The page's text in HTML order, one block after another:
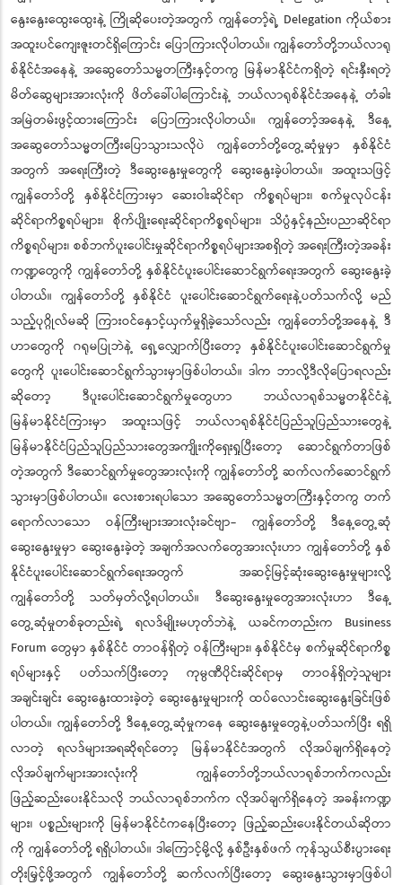
နွေးနွေးထွေးထွေးနဲ့ ကြိုဆိုပေးတဲ့အတွက် ကျွန်တော့်ရဲ့ Delegation ကိုယ်စား
အထူးပင်ကျေးဇူးတင်ရှိကြောင်း ပြောကြားလိုပါတယ်။ ကျွန်တော်တို့ဘယ်လာရု
စ်နိုင်ငံအနေနဲ့ အဆွေတော်သမ္မတကြီးနှင့်တကွ မြန်မာနိုင်ငံကရှိတဲ့ ရင်းနှီးရတဲ့
မိတ်ဆွေများအားလုံးကို ဖိတ်ခေါ်ပါကြောင်းနဲ့ ဘယ်လာရုစ်နိုင်ငံအနေနဲ့ တံခါး
အမြဲတမ်းဖွင့်ထားကြောင်း ပြောကြားလိုပါတယ်။ ကျွန်တော့်အနေနဲ့ ဒီနေ့
အဆွေတော်သမ္မတကြီးပြောသွားသလိုပဲ ကျွန်တော်တို့တွေ့ဆုံမှုမှာ နှစ်နိုင်ငံ
အတွက် အရေးကြီးတဲ့ ဒီဆွေးနွေးမှုတွေကို ဆွေးနွေးခဲ့ပါတယ်။ အထူးသဖြင့်
ကျွန်တော်တို့ နှစ်နိုင်ငံကြားမှာ ဆေးဝါးဆိုင်ရာ ကိစ္စရပ်များ၊ စက်မှုလုပ်ငန်း
ဆိုင်ရာကိစ္စရပ်များ၊ စိုက်ပျိုးရေးဆိုင်ရာကိစ္စရပ်များ၊ သိပ္ပံနှင့်နည်းပညာဆိုင်ရာ
ကိစ္စရပ်များ၊ စစ်ဘက်ပူးပေါင်းမှုဆိုင်ရာကိစ္စရပ်များအစရှိတဲ့ အရေးကြီးတဲ့အခန်း
ကဏ္ဍတွေကို ကျွန်တော်တို့ နှစ်နိုင်ငံပူးပေါင်းဆောင်ရွက်ရေးအတွက် ဆွေးနွေးခဲ့
ပါတယ်။ ကျွန်တော်တို့ နှစ်နိုင်ငံ ပူးပေါင်းဆောင်ရွက်ရေးနဲ့ပတ်သက်လို့ မည်
သည့်ပုဂ္ဂိုလ်မဆို ကြားဝင်နှောင့်ယှက်မှုရှိခဲ့သော်လည်း ကျွန်တော်တို့အနေနဲ့ ဒီ
ဟာတွေကို ဂရုမပြုဘဲနဲ့ ရှေ့လျှောက်ပြီးတော့ နှစ်နိုင်ငံပူးပေါင်းဆောင်ရွက်မှု
တွေကို ပူးပေါင်းဆောင်ရွက်သွားမှာဖြစ်ပါတယ်။ ဒါက ဘာလို့ဒီလိုပြောရလည်း
ဆိုတော့ ဒီပူးပေါင်းဆောင်ရွက်မှုတွေဟာ ဘယ်လာရုစ်သမ္မတနိုင်ငံနဲ့
မြန်မာနိုင်ငံကြားမှာ အထူးသဖြင့် ဘယ်လာရုစ်နိုင်ငံပြည်သူပြည်သားတွေနဲ့
မြန်မာနိုင်ငံပြည်သူပြည်သားတွေအကျိုးကိုရှေးရှုပြီးတော့ ဆောင်ရွက်တာဖြစ်
တဲ့အတွက် ဒီဆောင်ရွက်မှုတွေအားလုံးကို ကျွန်တော်တို့ ဆက်လက်ဆောင်ရွက်
သွားမှာဖြစ်ပါတယ်။ လေးစားရပါသော အဆွေတော်သမ္မတကြီးနှင့်တကွ တက်
ရောက်လာသော ဝန်ကြီးများအားလုံးခင်ဗျာ- ကျွန်တော်တို့ ဒီနေ့တွေ့ဆုံ
ဆွေးနွေးမှုမှာ ဆွေးနွေးခဲ့တဲ့ အချက်အလက်တွေအားလုံးဟာ ကျွန်တော်တို့ နှစ်
နိုင်ငံပူးပေါင်းဆောင်ရွက်ရေးအတွက် အဆင့်မြင့်ဆုံးဆွေးနွေးမှုများလို့
ကျွန်တော်တို့ သတ်မှတ်လို့ရပါတယ်။ ဒီဆွေးနွေးမှုတွေအားလုံးဟာ ဒီနေ့
တွေ့ဆုံမှုတစ်ခုတည်းရဲ့ ရလဒ်မျိုးမဟုတ်ဘဲနဲ့ ယခင်ကတည်းက Business
Forum တွေမှာ နှစ်နိုင်ငံ တာဝန်ရှိတဲ့ ဝန်ကြီးများ၊ နှစ်နိုင်ငံမှ စက်မှုဆိုင်ရာကိစ္စ
ရပ်များနှင့် ပတ်သက်ပြီးတော့ ကုမ္ပဏီပိုင်းဆိုင်ရာမှ တာဝန်ရှိတဲ့သူများ
အချင်းချင်း ဆွေးနွေးထားခဲ့တဲ့ ဆွေးနွေးမှုများကို ထပ်လောင်းဆွေးနွေးခြင်းဖြစ်
ပါတယ်။ ကျွန်တော်တို့ ဒီနေ့တွေ့ဆုံမှုကနေ ဆွေးနွေးမှုတွေနဲ့ပတ်သက်ပြီး ရရှိ
လာတဲ့ ရလဒ်များအရဆိုရင်တော့ မြန်မာနိုင်ငံအတွက် လိုအပ်ချက်ရှိနေတဲ့
လိုအပ်ချက်များအားလုံးကို ကျွန်တော်တို့ဘယ်လာရုစ်ဘက်ကလည်း
ဖြည့်ဆည်းပေးနိုင်သလို ဘယ်လာရုစ်ဘက်က လိုအပ်ချက်ရှိနေတဲ့ အခန်းကဏ္ဍ
များ၊ ပစ္စည်းများကို မြန်မာနိုင်ငံကနေပြီးတော့ ဖြည့်ဆည်းပေးနိုင်တယ်ဆိုတာ
ကို ကျွန်တော်တို့ ရရှိပါတယ်။ ဒါကြောင့်မို့လို့ နှစ်ဦးနှစ်ဖက် ကုန်သွယ်စီးပွားရေး
တိုးမြှင့်ဖို့အတွက် ကျွန်တော်တို့ ဆက်လက်ပြီးတော့ ဆွေးနွေးသွားမှာဖြစ်ပါ